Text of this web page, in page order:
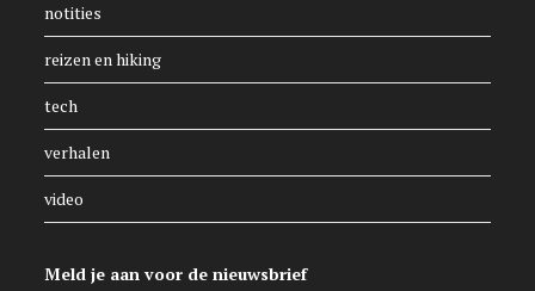
notities
reizen en hiking
tech
verhalen
video
Meld je aan voor de nieuwsbrief